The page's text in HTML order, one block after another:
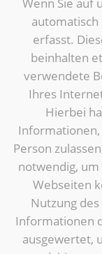
erfasst.
beinhalten
verwendete
Ihres
Hierbei
Informationen,
Person
notwendig,
Webseiten
Nutzung
Informationen
ausgewertet,